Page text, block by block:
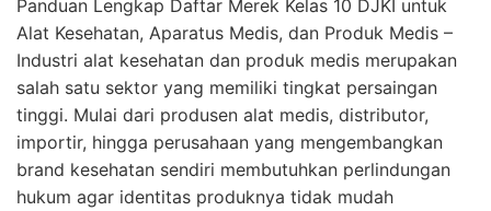
Panduan Lengkap Daftar Merek Kelas 10 DJKI untuk
Alat Kesehatan, Aparatus Medis, dan Produk Medis –
Industri alat kesehatan dan produk medis merupakan
salah satu sektor yang memiliki tingkat persaingan
tinggi. Mulai dari produsen alat medis, distributor,
importir, hingga perusahaan yang mengembangkan
brand kesehatan sendiri membutuhkan perlindungan
hukum agar identitas produknya tidak mudah